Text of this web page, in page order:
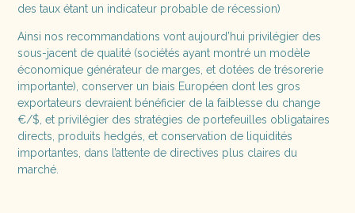
des taux étant un indicateur probable de récession)
Ainsi nos recommandations vont aujourd’hui privilégier des
sous-jacent de qualité (sociétés ayant montré un modèle
économique générateur de marges, et dotées de trésorerie
importante), conserver un biais Européen dont les gros
exportateurs devraient bénéficier de la faiblesse du change
€/$, et privilégier des stratégies de portefeuilles obligataires
directs, produits hedgés, et conservation de liquidités
importantes, dans l’attente de directives plus claires du
marché.